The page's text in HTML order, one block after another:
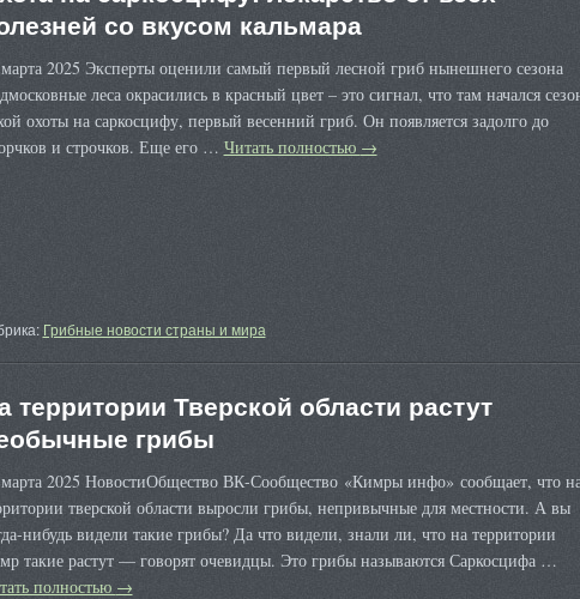
со вкусом кальмара
2025 Эксперты оценили самый первый лесной гриб нынешнего сезона
леса окрасились в красный цвет – это сигнал, что там начался
охоты на саркосцифу, первый весенний гриб. Он появляется задолго до
и строчков. Еще его … Читать полностью →
Грибные новости страны и мира
территории Тверской области растут
грибы
2025 НовостиОбщество ВК-Сообщество «Кимры инфо» сообщает, что
тверской области выросли грибы, непривычные для местности. А вы
нибудь видели такие грибы? Да что видели, знали ли, что на территории
такие растут — говорят очевидцы. Это грибы называются Саркосцифа …
полностью →